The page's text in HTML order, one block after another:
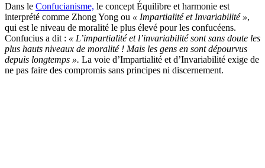
Dans le Confucianisme, le concept Équilibre et harmonie est
interprété comme Zhong Yong ou « Impartialité et Invariabilité »,
qui est le niveau de moralité le plus élevé pour les confucéens.
Confucius a dit : « L’impartialité et l’invariabilité sont sans doute les
plus hauts niveaux de moralité ! Mais les gens en sont dépourvus
depuis longtemps ». La voie d’Impartialité et d’Invariabilité exige de
ne pas faire des compromis sans principes ni discernement.